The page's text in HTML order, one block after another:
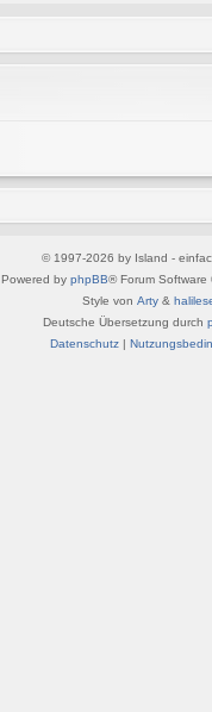
© 1997-2026 by Island -
Powered by phpBB® Forum Software
Style von Arty &
Deutsche Übersetzung durch
Datenschutz|